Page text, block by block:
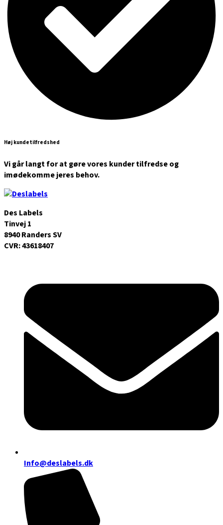
Høj kundetilfredshed
Vi går langt for at gøre vores kunder tilfredse og
imødekomme jeres behov.
Des Labels
Tinvej 1
8940 Randers SV
CVR: 43618407
Info@deslabels.dk